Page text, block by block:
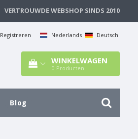
VERTROUWDE WEBSHOP SINDS 2010
Registreren Nederlands Deutsch
WINKELWAGEN
0 Producten
Blog